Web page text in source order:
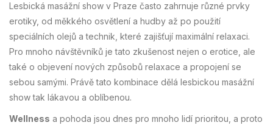
Lesbická masážní show v Praze často zahrnuje různé prvky
erotiky, od měkkého osvětlení a hudby až po použití
speciálních olejů a technik, které zajišťují maximální relaxaci.
Pro mnoho návštěvníků je tato zkušenost nejen o erotice, ale
také o objevení nových způsobů relaxace a propojení se
sebou samými. Právě tato kombinace dělá lesbickou masážní
show tak lákavou a oblíbenou.
Wellness a pohoda jsou dnes pro mnoho lidí prioritou, a proto